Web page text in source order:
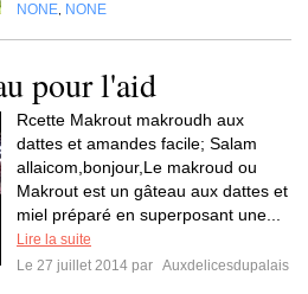
NONE NONE
pour l'aid
Rcette Makrout makroudh aux
dattes et amandes facile; Salam
allaicom,bonjour,Le makroud ou
Makrout est un gâteau aux dattes et
miel préparé en superposant une...
Lire la suite
Le 27 juillet 2014 par Auxdelicesdupalais